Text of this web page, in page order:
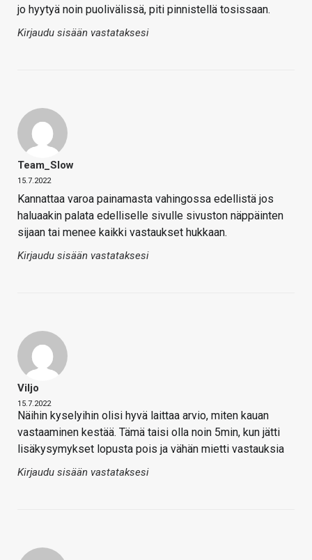
jo hyytyä noin puolivälissä, piti pinnistellä tosissaan.
Kirjaudu sisään vastataksesi
Team_Slow
15.7.2022
Kannattaa varoa painamasta vahingossa edellistä jos
haluaakin palata edelliselle sivulle sivuston näppäinten
sijaan tai menee kaikki vastaukset hukkaan.
Kirjaudu sisään vastataksesi
Viljo
15.7.2022
Näihin kyselyihin olisi hyvä laittaa arvio, miten kauan
vastaaminen kestää. Tämä taisi olla noin 5min, kun jätti
lisäkysymykset lopusta pois ja vähän mietti vastauksia
Kirjaudu sisään vastataksesi